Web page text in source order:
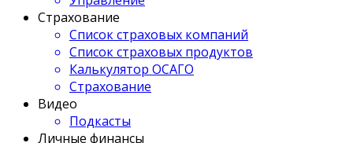
Страхование
Список страховых компаний
Список страховых продуктов
Калькулятор ОСАГО
Страхование
Видео
Подкасты
Личные финансы